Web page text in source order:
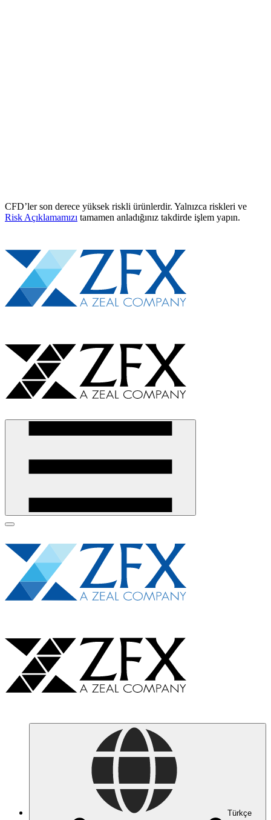
CFD’ler son derece yüksek riskli ürünlerdir. Yalnızca riskleri ve
Risk Açıklamamızı tamamen anladığınız takdirde işlem yapın.
Türkçe